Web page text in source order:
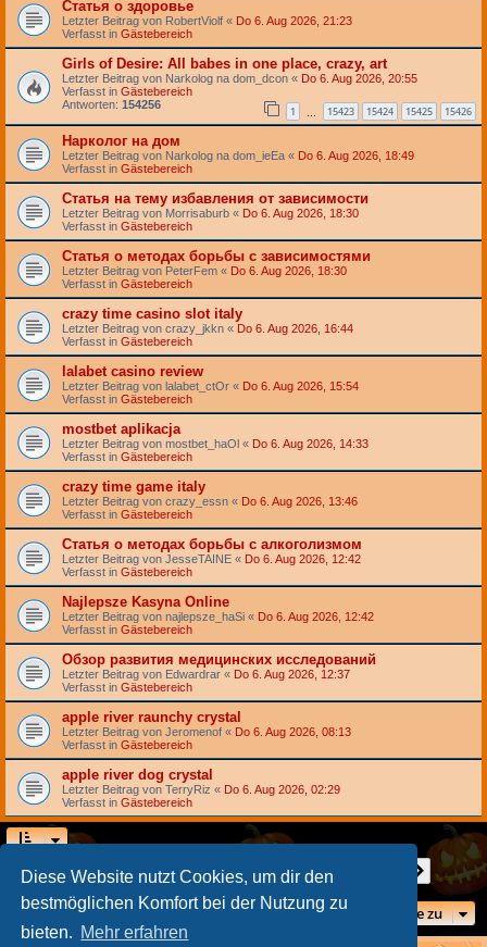
Diese Website nutzt Cookies, um dir den
bestmöglichen Komfort bei der Nutzung zu
bieten. Mehr erfahren
Статья о здоровье
Letzter Beitrag von RobertViolf « Do 6. Aug 2026, 21:23
Verfasst in Gästebereich
Girls of Desire: All babes in one place, crazy, art
Letzter Beitrag von Narkolog na dom_dcon « Do 6. Aug 2026, 20:55
Verfasst in Gästebereich
Antworten: 154256 1 15423 15424 15425 15426
Нарколог на дом
Letzter Beitrag von Narkolog na dom_ieEa « Do 6. Aug 2026, 18:49
Verfasst in Gästebereich
Статья на тему избавления от зависимости
Letzter Beitrag von Morrisaburb « Do 6. Aug 2026, 18:30
Verfasst in Gästebereich
Статья о методах борьбы с зависимостями
Letzter Beitrag von PeterFem « Do 6. Aug 2026, 18:30
Verfasst in Gästebereich
crazy time casino slot italy
Letzter Beitrag von crazy_jkkn « Do 6. Aug 2026, 16:44
Verfasst in Gästebereich
lalabet casino review
Letzter Beitrag von lalabet_ctOr « Do 6. Aug 2026, 15:54
Verfasst in Gästebereich
mostbet aplikacja
Letzter Beitrag von mostbet_haOl « Do 6. Aug 2026, 14:33
Verfasst in Gästebereich
crazy time game italy
Letzter Beitrag von crazy_essn « Do 6. Aug 2026, 13:46
Verfasst in Gästebereich
Статья о методах борьбы с алкоголизмом
Letzter Beitrag von JesseTAINE « Do 6. Aug 2026, 12:42
Verfasst in Gästebereich
Najlepsze Kasyna Online
Letzter Beitrag von najlepsze_haSi « Do 6. Aug 2026, 12:42
Verfasst in Gästebereich
Обзор развития медицинских исследований
Letzter Beitrag von Edwardrar « Do 6. Aug 2026, 12:37
Verfasst in Gästebereich
apple river raunchy crystal
Letzter Beitrag von Jeromenof « Do 6. Aug 2026, 08:13
Verfasst in Gästebereich
apple river dog crystal
Letzter Beitrag von TerryRiz « Do 6. Aug 2026, 02:29
Verfasst in Gästebereich
Die Suche ergab 155 Treffer Seite 1von7
1 2 3 4 Nächste
Gehe zu